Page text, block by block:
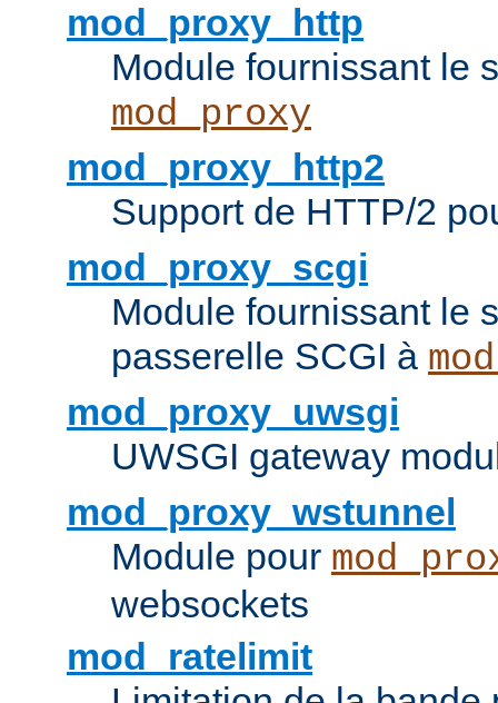
mod_proxy_http
Module fournissant le
mod_proxy
mod_proxy_http2
Support de HTTP/2
mod_proxy_scgi
Module fournissant le
passerelle SCGI à
mod_proxy_uwsgi
UWSGI gateway
mod_proxy_wstunnel
Module pour
websockets
mod_ratelimit